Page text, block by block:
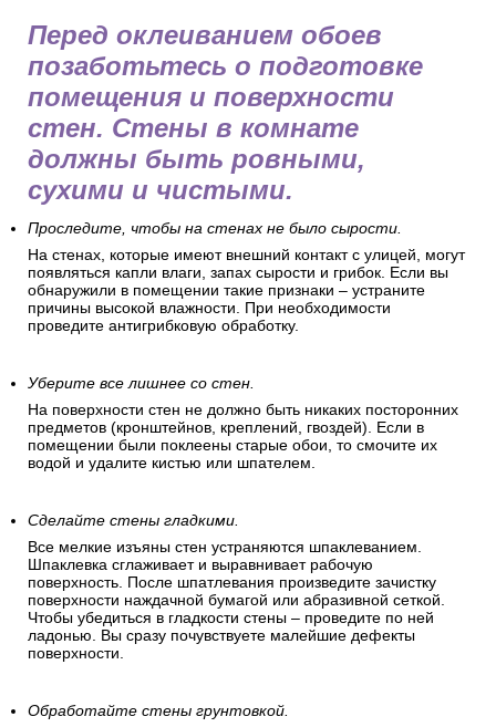
Перед оклеиванием обоев
позаботьтесь о подготовке
помещения и поверхности
стен. Стены в комнате
должны быть ровными,
сухими и чистыми.
Проследите, чтобы на стенах не было сырости.
На стенах, которые имеют внешний контакт с улицей, могут
появляться капли влаги, запах сырости и грибок. Если вы
обнаружили в помещении такие признаки – устраните
причины высокой влажности. При необходимости
проведите антигрибковую обработку.
Уберите все лишнее со стен.
На поверхности стен не должно быть никаких посторонних
предметов (кронштейнов, креплений, гвоздей). Если в
помещении были поклеены старые обои, то смочите их
водой и удалите кистью или шпателем.
Сделайте стены гладкими.
Все мелкие изъяны стен устраняются шпаклеванием.
Шпаклевка сглаживает и выравнивает рабочую
поверхность. После шпатлевания произведите зачистку
поверхности наждачной бумагой или абразивной сеткой.
Чтобы убедиться в гладкости стены – проведите по ней
ладонью. Вы сразу почувствуете малейшие дефекты
поверхности.
Обработайте стены грунтовкой.